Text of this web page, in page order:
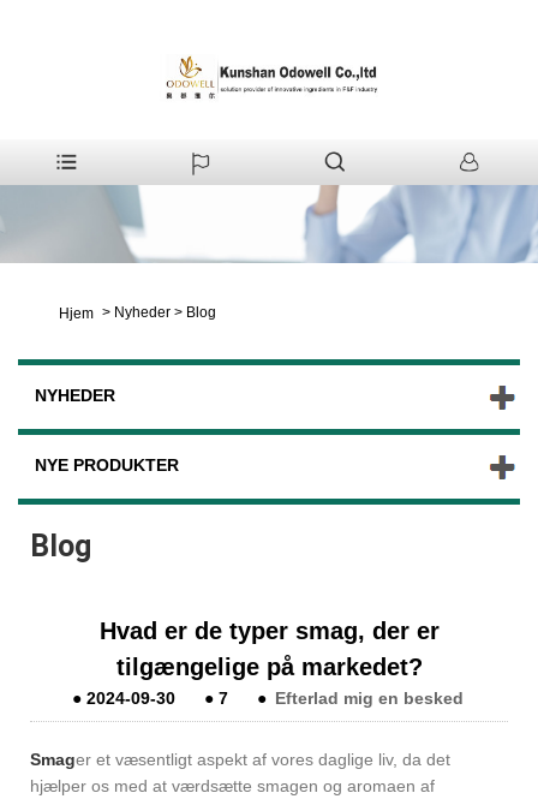
Hjem > Nyheder > Blog
NYHEDER
NYE PRODUKTER
Blog
Hvad er de typer smag, der er
tilgængelige på markedet?
● 2024-09-30 ● 7 ● Efterlad mig en besked
Smager et væsentligt aspekt af vores daglige liv, da det
hjælper os med at værdsætte smagen og aromaen af ​​